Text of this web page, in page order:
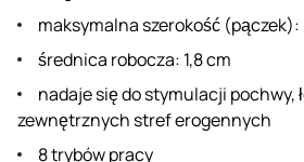
maksymalna szerokość (pączek):
średnica robocza: 1,8 cm
nadaje się do stymulacji pochwy,
zewnętrznych stref erogennych
8 trybów pracy